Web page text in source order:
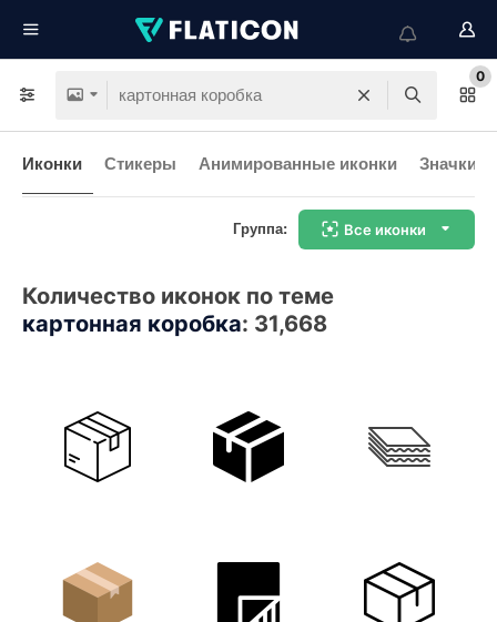
0
Иконки Стикеры Анимированные иконки Значки
Группа: Все иконки
Количество иконок по теме
картонная коробка: 31,668